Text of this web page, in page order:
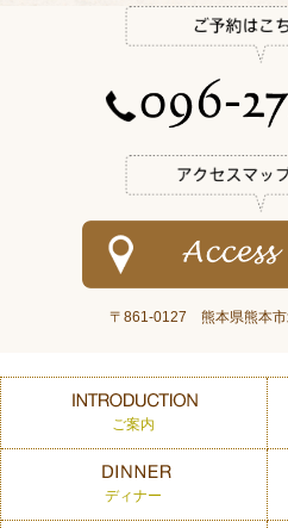
〒861-0127 熊本県熊本市
ご案内
ディナー